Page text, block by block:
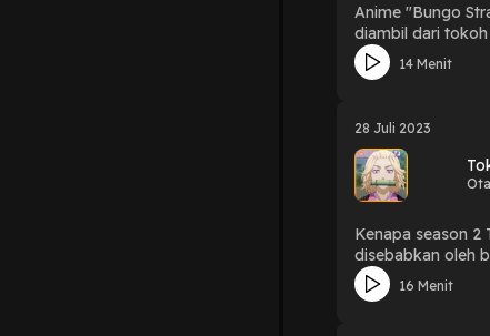
Anime "Bungo
diambil dari
cerita yang unik
14 Menit
28 Juli 2023
Kenapa season 2
disebabkan oleh
penyebaran
Hosted by: Hess &
16 Menit